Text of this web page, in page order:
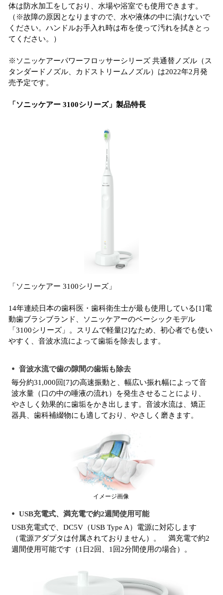
体は防水加工をしており、水場や浴室でも使用できます。
（※故障の原因となりますので、水や液体の中に漬けないで
ください。ハンドルお手入れ時は布を使って汚れを拭きとっ
てください。）
※ソニッケアーパワーフロッサーシリーズ 共通替ノズル（ス
タンダードノズル、カドストリームノズル）は2022年2月発
売予定です。
「ソニッケアー 3100シリーズ」製品特長
「ソニッケアー 3100シリーズ」
14年連続日本の歯科医・歯科衛生士が最も使用している[1]電
動歯ブラシブランド、ソニッケアーのベーシックモデル
「3100シリーズ」。スリムで軽量[2]なため、初心者でも使い
やすく、音波水流によって歯垢を除去します。
音波水流で歯の隙間の歯垢も除去
毎分約31,000回[7]の高速振動と、幅広い振れ幅によって音
波水量（口の中の唾液の流れ）を発生させることにより、
やさしく効果的に歯垢をかき出します。音波水流は、矯正
器具、歯科補綴物にも適しており、やさしく磨きます。
イメージ画像
USB充電式、満充電で約2週間使用可能
USB充電式で、DC5V（USB Type A）電源に対応します
（電源アダプタは付属されておりません）。 満充電で約2
週間使用可能です（1日2回、1回2分間使用の場合）。